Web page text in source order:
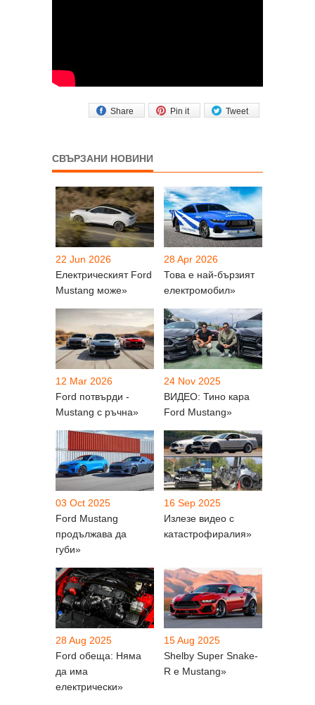
Tweet
Pin it
Share
СВЪРЗАНИ НОВИНИ
22 Jun 2026
Електрическият Ford
Mustang може»
28 Apr 2026
Това е най-бързият
електромобил»
12 Mar 2026
Ford потвърди -
Mustang с ръчна»
24 Nov 2025
ВИДЕО: Тино кара
Ford Mustang»
03 Oct 2025
Ford Mustang
продължава да
губи»
16 Sep 2025
Излезе видео с
катастрофиралия»
28 Aug 2025
Ford обеща: Няма
да има
електрически»
15 Aug 2025
Shelby Super Snake-
R е Mustang»